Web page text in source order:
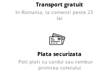
Transport gratuit
In Romania, la comenzi peste
lei
Plata securizata
Poti plati cu cardul sau
primirea coletului